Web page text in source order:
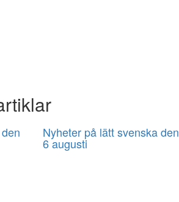
Nyheter på lätt svenska den
6 augusti